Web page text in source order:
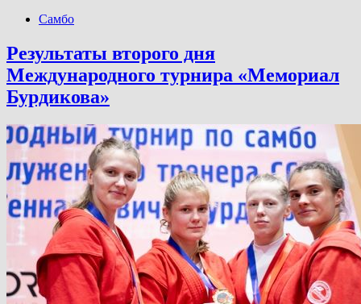
Самбо
Результаты второго дня
Международного турнира «Мемориал
Бурдикова»